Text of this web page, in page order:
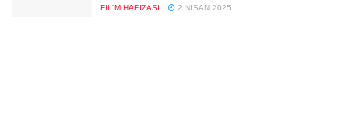
FIL'M HAFIZASI 2 NISAN 2025